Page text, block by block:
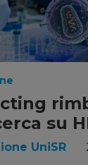
su
UniSR